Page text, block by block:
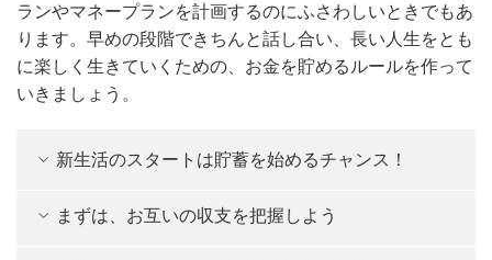
ランやマネープランを計画するのにふさわしいときでもあ
ります。早めの段階できちんと話し合い、長い人生をとも
に楽しく生きていくための、お金を貯めるルールを作って
いきましょう。
新生活のスタートは貯蓄を始めるチャンス！
まずは、お互いの収支を把握しよう